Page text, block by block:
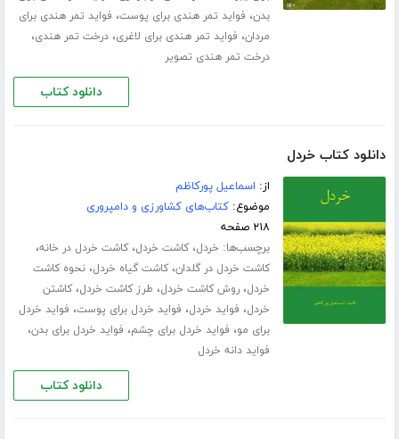
بدن، فواید تمر هندی برای پوست، فواید تمر هندی برای
مردان، فواید تمر هندی برای لاغری،درخت تمر هندی،
درخت تمر هندی تصویر
دانلود کتاب
دانلود کتاب خردل
از: اسماعیل پورکاظم
موضوع:کتاب‌های کشاورزی و دامپروری
۲۱۸ صفحه
برچسب‌ها: خردل،کاشت خردل،کاشت خردل در خانه،
کاشت خردل در گلدان،کاشت گیاه خردل،نحوه کاشت
خردل،روش کاشت خردل، طرز کاشت خردل،کاشتن
خردل، فواید خردل، فواید خردل برای پوست، فواید خردل
برای مو، فواید خردل برای چشم، فواید خردل برای بدن،
فواید دانه خردل
دانلود کتاب